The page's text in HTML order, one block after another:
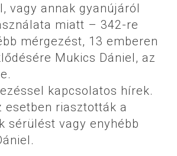
vagy annak gyanújáról
miatt – 342-re
mérgezést, 13 emberen
Mukics Dániel, az
kapcsolatos hírek.
esetben riasztották a
sérülést vagy enyhébb